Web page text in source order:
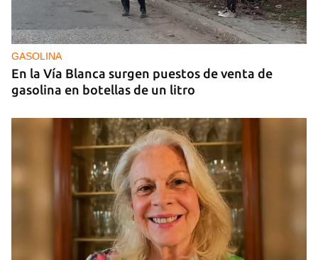
Pese al subregistro de los datos oficiales, Cuba
tiene una alta incidencia de feminicidios
GASOLINA
En la Vía Blanca surgen puestos de venta de
gasolina en botellas de un litro